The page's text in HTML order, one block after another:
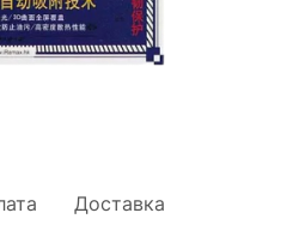
Доставка